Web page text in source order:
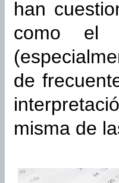
han
como el
de
misma de